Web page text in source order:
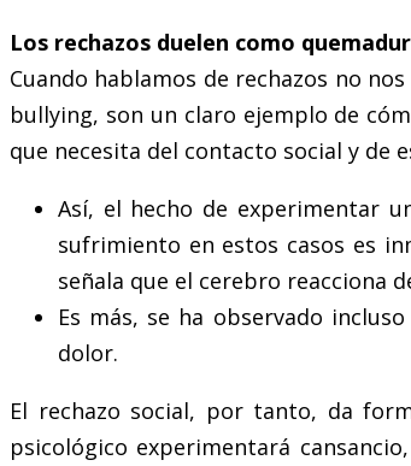
Los rechazos duelen como
Cuando hablamos de rechazos no
bullying, son un claro ejemplo de
que necesita del contacto social y de
Así, el hecho de experimentar
sufrimiento en estos casos es
señala que el cerebro reacciona
Es más, se ha observado
dolor.
El rechazo social, por tanto, da
psicológico experimentará